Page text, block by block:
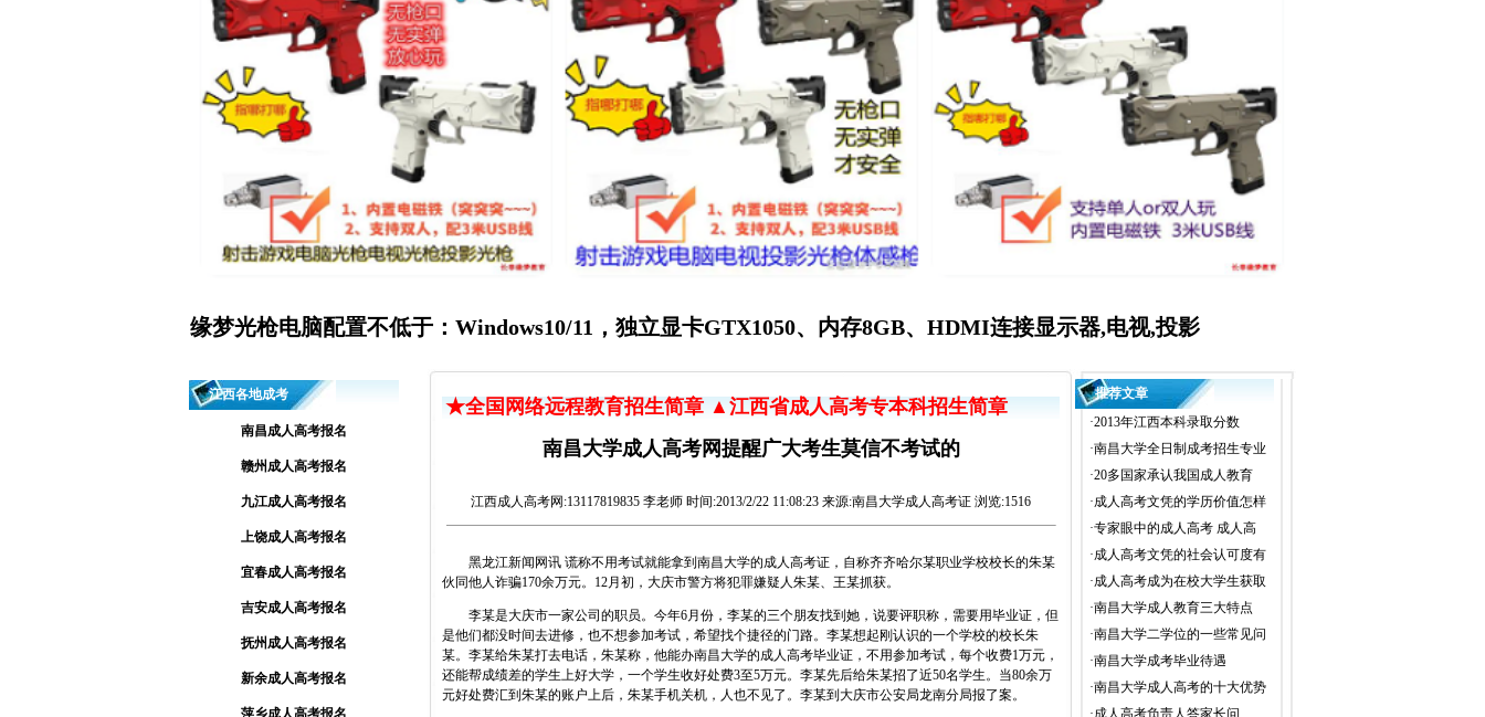
缘梦光枪电脑配置不低于：Windows10/11，独立显卡GTX1050、内存8GB、HDMI连接显示器,电视,投影
江西各地成考
南昌成人高考报名
赣州成人高考报名
九江成人高考报名
上饶成人高考报名
宜春成人高考报名
吉安成人高考报名
抚州成人高考报名
新余成人高考报名
萍乡成人高考报名
★全国网络远程教育招生简章 ▲江西省成人高考专本科招生简章
南昌大学成人高考网提醒广大考生莫信不考试的
江西成人高考网 :13117819835 李老师 时间:2013/2/22 11:08:23 来源:南昌大学成人高考证 浏览:1516
黑龙江新闻网讯 谎称不用考试就能拿到南昌大学的成人高考证，自称齐齐哈尔某职业学校校长的朱某
伙同他人诈骗170余万元。12月初，大庆市警方将犯罪嫌疑人朱某、王某抓获。
李某是大庆市一家公司的职员。今年6月份，李某的三个朋友找到她，说要评职称，需要用毕业证，但
是他们都没时间去进修，也不想参加考试，希望找个捷径的门路。李某想起刚认识的一个学校的校长朱
某。李某给朱某打去电话，朱某称，他能办南昌大学的成人高考毕业证，不用参加考试，每个收费1万元，
还能帮成绩差的学生上好大学，一个学生收好处费3至5万元。李某先后给朱某招了近50名学生。当80余万
元好处费汇到朱某的账户上后，朱某手机关机，人也不见了。李某到大庆市公安局龙南分局报了案。
推荐文章
·2013年江西本科录取分数
·南昌大学全日制成考招生专业
·20多国家承认我国成人教育
·成人高考文凭的学历价值怎样
·专家眼中的成人高考 成人高
·成人高考文凭的社会认可度有
·成人高考成为在校大学生获取
·南昌大学成人教育三大特点
·南昌大学二学位的一些常见问
·南昌大学成考毕业待遇
·南昌大学成人高考的十大优势
·成人高考负责人答家长问